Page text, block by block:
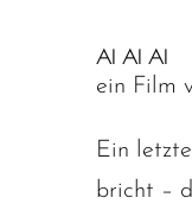
AI AI AI
ein Film
Ein
bricht –